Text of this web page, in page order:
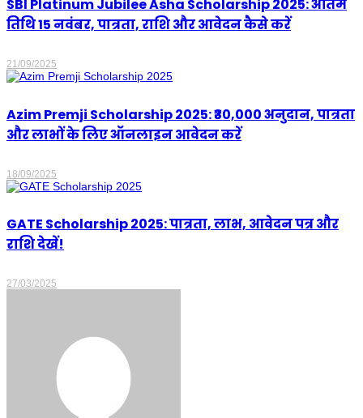
SBI Platinum Jubilee Asha Scholarship 2025: अंतिम
तिथि 15 नवंबर, पात्रता, राशि और आवेदन कैसे करें
21/09/2025
Azim Premji Scholarship 2025: ₹30,000 अनुदान, पात्रता
और लाभों के लिए ऑनलाइन आवेदन करें
18/09/2025
GATE Scholarship 2025: पात्रता, लाभ, आवेदन पत्र और
राशि देखें!
27/03/2025